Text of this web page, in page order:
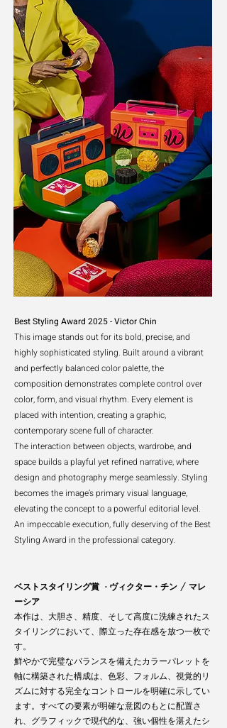
Best Styling Award 2025 - Victor Chin
This image stands out for its bold, precise, and
highly sophisticated styling. Built around a vibrant
and perfectly balanced color palette, the
composition demonstrates complete control over
color, form, and visual rhythm. Every element is
placed with intention, creating a graphic,
contemporary scene full of character.
The interaction between objects, wardrobe, and
space builds a playful yet refined narrative, where
design and photography merge seamlessly. Styling
becomes the image’s primary visual language,
elevating the concept to a powerful editorial level.
An impeccable execution, fully deserving of the Best
Styling Award in the professional category.
ベストスタイリング賞 - ヴィクター・チン / マレ
ーシア
本作は、大胆さ、精度、そして高度に洗練されたス
タイリングにおいて、際立った存在感を放つ一枚で
す。
鮮やかで完璧なバランスを備えたカラーパレットを
軸に構築された構成は、色彩、フォルム、視覚的リ
ズムに対する完全なコントロールを明確に示してい
ます。すべての要素が明確な意図のもとに配置さ
れ、グラフィックで現代的な、強い個性を湛えたシ